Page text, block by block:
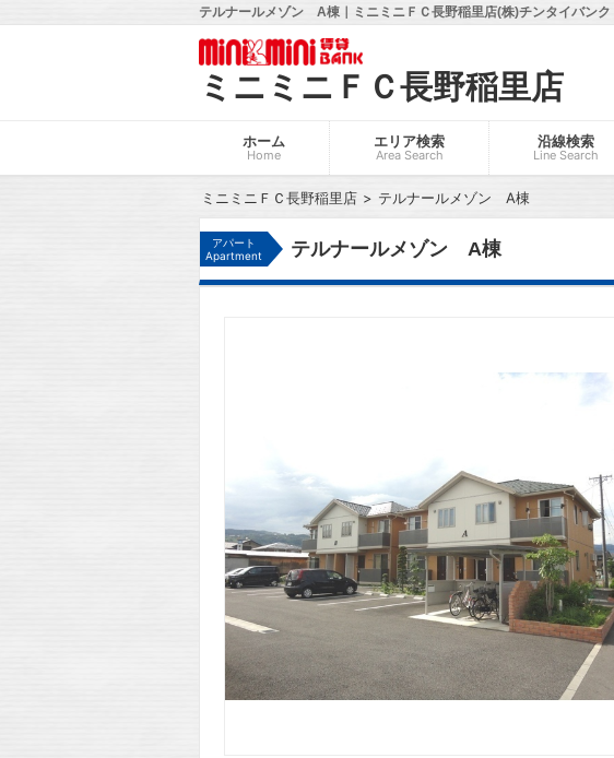
テルナールメゾン A棟｜ミニミニＦＣ長野稲里店(株)チンタイバンク
ミニミニＦＣ長野稲里店
ホーム
Home
エリア検索
Area Search
沿線検索
Line Search
ミニミニＦＣ長野稲里店 テルナールメゾン A棟
アパート
Apartment
テルナールメゾン A棟